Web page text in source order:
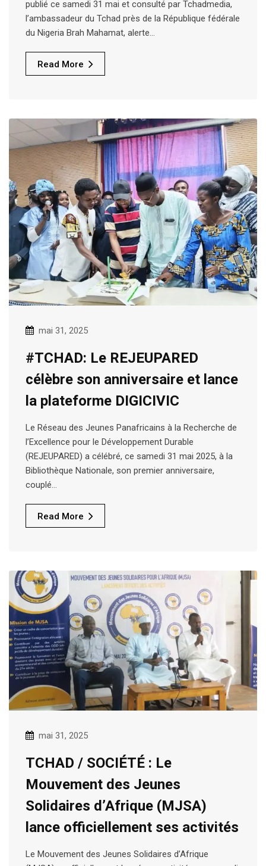
publié ce samedi 31 mai et consulté par Tchadmedia,
l’ambassadeur du Tchad près de la République fédérale
du Nigeria Brah Mahamat, alerte…
Read More
mai 31, 2025
#TCHAD: Le REJEUPARED
célèbre son anniversaire et lance
la plateforme DIGICIVIC
Le Réseau des Jeunes Panafricains à la Recherche de
l’Excellence pour le Développement Durable
(REJEUPARED) a célébré, ce samedi 31 mai 2025, à la
Bibliothèque Nationale, son premier anniversaire,
couplé…
Read More
mai 31, 2025
TCHAD / SOCIÉTÉ : Le
Mouvement des Jeunes
Solidaires d’Afrique (MJSA)
lance officiellement ses activités
Le Mouvement des Jeunes Solidaires d’Afrique